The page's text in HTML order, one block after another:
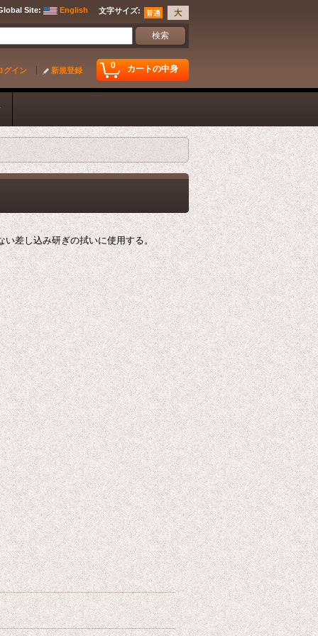
文字サイズ:
Site: English
0 カートの中身
グイン 新規登録
い差し込み研ぎの拭いに使用する。